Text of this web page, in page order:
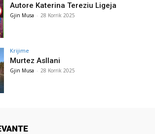
Autore Katerina Tereziu Ligeja
Gjin Musa - 28 Korrik 2025
Krijime
Murtez Asllani
Gjin Musa - 28 Korrik 2025